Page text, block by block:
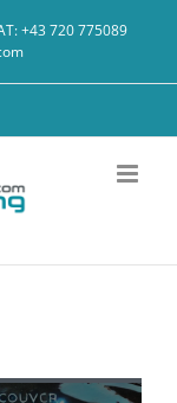
+43 720 775089